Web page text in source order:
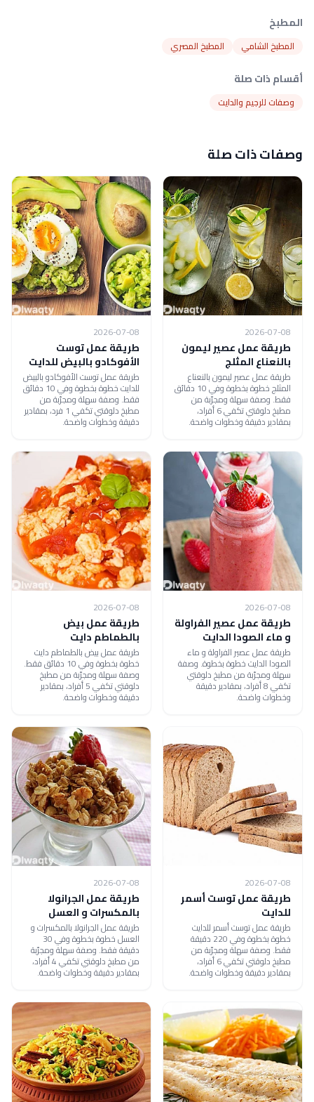
المطبخ
المطبخ الشامي المطبخ المصري
أقسام ذات صلة
وصفات للرجيم والدايت
وصفات ذات صلة
2026-07-08
طريقة عمل عصير ليمون
بالنعناع المثلج
طريقة عمل عصير ليمون بالنعناع
المثلج خطوة بخطوة وفي 10 دقائق
فقط. وصفة سهلة ومجرّبة من
مطبخ دلوقتي تكفي 6 أفراد،
بمقادير دقيقة وخطوات واضحة.
2026-07-08
طريقة عمل توست
الأفوكادو بالبيض للدايت
طريقة عمل توست الأفوكادو بالبيض
للدايت خطوة بخطوة وفي 10 دقائق
فقط. وصفة سهلة ومجرّبة من
مطبخ دلوقتي تكفي 1 فرد، بمقادير
دقيقة وخطوات واضحة.
2026-07-08
طريقة عمل عصير الفراولة
و ماء الصودا الدايت
طريقة عمل عصير الفراولة و ماء
الصودا الدايت خطوة بخطوة. وصفة
سهلة ومجرّبة من مطبخ دلوقتي
تكفي 8 أفراد، بمقادير دقيقة
وخطوات واضحة.
2026-07-08
طريقة عمل بيض
بالطماطم دايت
طريقة عمل بيض بالطماطم دايت
خطوة بخطوة وفي 10 دقائق فقط.
وصفة سهلة ومجرّبة من مطبخ
دلوقتي تكفي 5 أفراد، بمقادير
دقيقة وخطوات واضحة.
2026-07-08
طريقة عمل توست أسمر
للدايت
طريقة عمل توست أسمر للدايت
خطوة بخطوة وفي 220 دقيقة
فقط. وصفة سهلة ومجرّبة من
مطبخ دلوقتي تكفي 6 أفراد،
بمقادير دقيقة وخطوات واضحة.
2026-07-08
طريقة عمل الجرانولا
بالمكسرات و العسل
طريقة عمل الجرانولا بالمكسرات و
العسل خطوة بخطوة وفي 30
دقيقة فقط. وصفة سهلة ومجرّبة
من مطبخ دلوقتي تكفي 4 أفراد،
بمقادير دقيقة وخطوات واضحة.